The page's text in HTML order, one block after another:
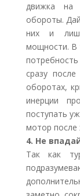
движка на
обороты.
них и
мощности. В
сразу
оборотах,
инерции
поступать
мотор после
4. Не
Так как